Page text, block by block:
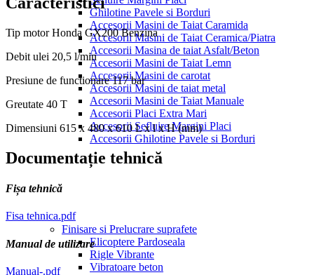
Ghilotine Pavele si Borduri
Accesorii Masini de Taiat Caramida
Accesorii Masini de Taiat Ceramica/Piatra
Accesorii Masina de taiat Asfalt/Beton
Accesorii Masini de Taiat Lemn
Accesorii Masini de carotat
Accesorii Masini de taiat metal
Accesorii Masini de Taiat Manuale
Accesorii Placi Extra Mari
Accesorii Sefluire Margini Placi
Accesorii Ghilotine Pavele si Borduri
Finisare si Prelucrare suprafete
Elicoptere Pardoseala
Rigle Vibrante
Vibratoare beton
Tip motorHonda GX200 Benzina
Debit ulei 20,5 l/min
Presiune de functionare117 bar
Greutate 40 T
Dimensiuni 615 x 480 x 610 L x l x H (mm)
Documentație tehnică
Fișa tehnică
Fisa tehnica.pdf
Manual de utilizare
Manual-.pdf